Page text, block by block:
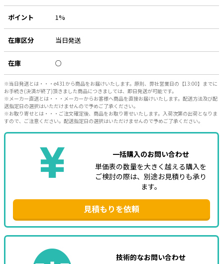
販売終了品
ポイント 1%
在庫区分 当日発送
在庫 ○
※当日発送とは・・・e431から商品をお届けいたします。原則、弊社営業日の【13:00】までに
お手続き(決済が終了)頂きました商品につきましては、即日発送が可能です。
※メーカー直送とは・・・メーカーからお客様へ商品を直接お届けいたします。配送方法及び配
送指定日の選択はいただけませんので予めご了承ください。
※お取り寄せとは・・・ご注文確定後、商品をお取り寄せいたします。入荷次第の出荷となりま
すので、ご注意ください。配送指定日の選択はいただけませんので予めご了承ください。
一括購入のお問い合わせ
単価表の数量を大きく越える購入を
ご検討の際は、別途お見積りも承り
ます。
見積もりを依頼
技術的なお問い合わせ